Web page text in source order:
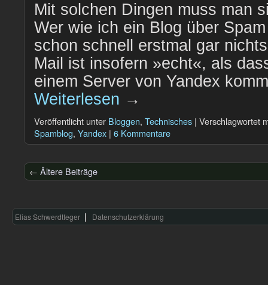
Mit solchen Dingen muss man
Wer wie ich ein Blog über
schon schnell erstmal gar
Mail ist insofern »echt«, als
einem Server von Yandex
Weiterlesen →
Veröffentlicht unter Bloggen, Technisches | Verschlagwortet
Spamblog, Yandex | 6 Kommentare
← Ältere Beiträge
Elias Schwerdtfeger Datenschutzerklärung